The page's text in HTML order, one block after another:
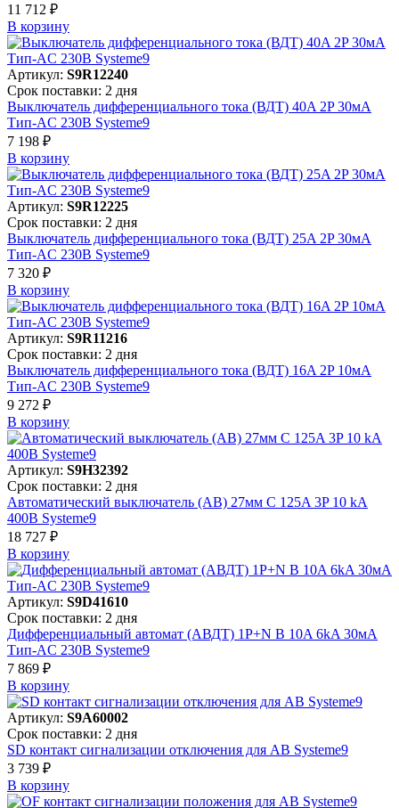
11 712 ₽
В корзинy
Артикул: S9R12240
Срок поставки: 2 дня
Выключатель дифференциального тока (ВДТ) 40A 2P 30мА
Тип-AC 230В Systeme9
7 198 ₽
В корзинy
Артикул: S9R12225
Срок поставки: 2 дня
Выключатель дифференциального тока (ВДТ) 25A 2P 30мА
Тип-AC 230В Systeme9
7 320 ₽
В корзинy
Артикул: S9R11216
Срок поставки: 2 дня
Выключатель дифференциального тока (ВДТ) 16A 2P 10мА
Тип-AC 230В Systeme9
9 272 ₽
В корзинy
Артикул: S9H32392
Срок поставки: 2 дня
Автоматический выключатель (АВ) 27мм C 125A 3P 10 kA
400В Systeme9
18 727 ₽
В корзинy
Артикул: S9D41610
Срок поставки: 2 дня
Дифференциальный автомат (АВДТ) 1P+N B 10A 6kA 30мА
Тип-AC 230В Systeme9
7 869 ₽
В корзинy
Артикул: S9A60002
Срок поставки: 2 дня
SD контакт сигнализации отключения для АВ Systeme9
3 739 ₽
В корзинy